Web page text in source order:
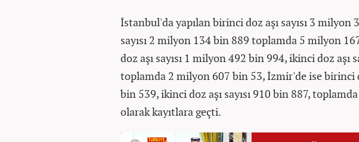
İstanbul'da yapılan birinci doz aşı sayısı 3 milyon
sayısı 2 milyon 134 bin 889 toplamda 5 milyon
doz aşı sayısı 1 milyon 492 bin 994, ikinci doz aşı
toplamda 2 milyon 607 bin 53, İzmir'de ise birinci
bin 539, ikinci doz aşı sayısı 910 bin 887,
olarak kayıtlara geçti.